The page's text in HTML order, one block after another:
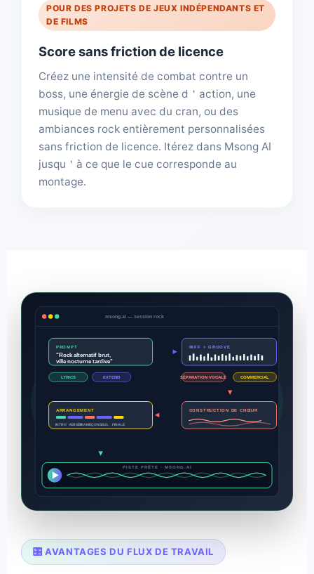
POUR DES PROJETS DE JEUX INDÉPENDANTS ET
DE FILMS
Score sans friction de licence
Créez une intensité de combat contre un
boss, une énergie de scène d＇action, une
musique de menu avec du cran, ou des
ambiances rock entièrement personnalisées
sans friction de licence. Itérez dans Msong AI
jusqu＇à ce que le cue corresponde au
montage.
🎛️ AVANTAGES DU FLUX DE TRAVAIL
msong.ai — session rock
PROMPT
"Rock alternatif brut,
ville nocturne tardive"
RIFF + GROOVE
CONSTRUCTION DE CHŒUR
ARRANGEMENT
INTRO VERSÉEHAMEÇON SEUL FINALE
PISTE PRÊTE · MSONG.AI
LYRICS EXTEND SÉPARATION VOCALE COMMERCIAL